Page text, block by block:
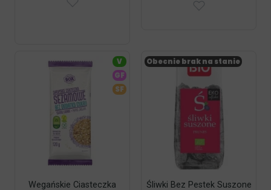
Wegańskie Ciasteczka
V
GF
SF
Śliwki Bez Pestek Suszone
Obecnie brak na stanie